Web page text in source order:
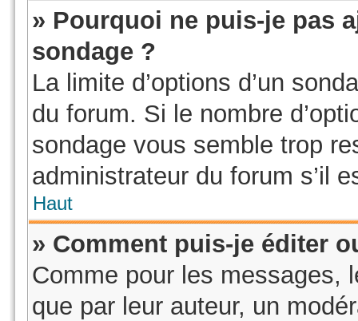
» Pourquoi ne puis-je pas
sondage ?
La limite d’options d’un
du forum. Si le nombre
sondage vous semble trop
administrateur du forum s’il
Haut
» Comment puis-je éditer
Comme pour les messages,
que par leur auteur, un